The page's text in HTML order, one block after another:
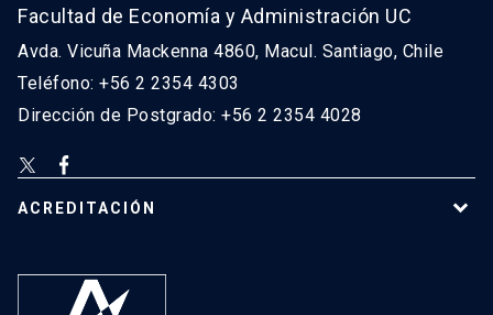
Facultad de Economía y Administración UC
Avda. Vicuña Mackenna 4860, Macul. Santiago, Chile
Teléfono: +56 2 2354 4303
Dirección de Postgrado: +56 2 2354 4028
ACREDITACIÓN